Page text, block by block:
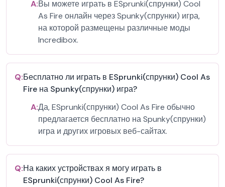
A:Вы можете играть в ESprunki(спрунки) Cool
As Fire онлайн через Spunky(спрунки) игра,
на которой размещены различные моды
Incredibox.
Q:Бесплатно ли играть в ESprunki(спрунки) Cool As
Fire на Spunky(спрунки) игра?
A:Да, ESprunki(спрунки) Cool As Fire обычно
предлагается бесплатно на Spunky(спрунки)
игра и других игровых веб-сайтах.
Q:На каких устройствах я могу играть в
ESprunki(спрунки) Cool As Fire?